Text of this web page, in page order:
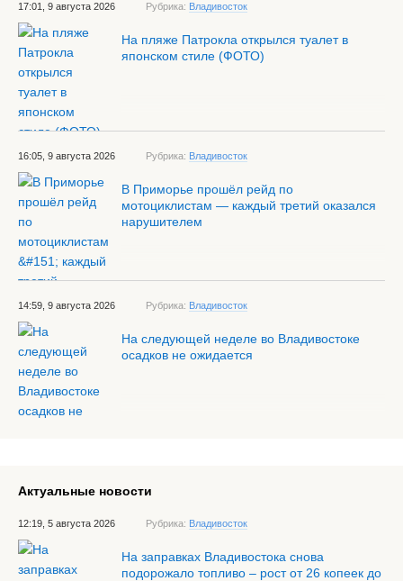
17:01, 9 августа 2026 Рубрика: Владивосток
На пляже Патрокла открылся туалет в
японском стиле (ФОТО)
16:05, 9 августа 2026 Рубрика: Владивосток
В Приморье прошёл рейд по
мотоциклистам — каждый третий оказался
нарушителем
14:59, 9 августа 2026 Рубрика: Владивосток
На следующей неделе во Владивостоке
осадков не ожидается
Актуальные новости
12:19, 5 августа 2026 Рубрика: Владивосток
На заправках Владивостока снова
подорожало топливо – рост от 26 копеек до